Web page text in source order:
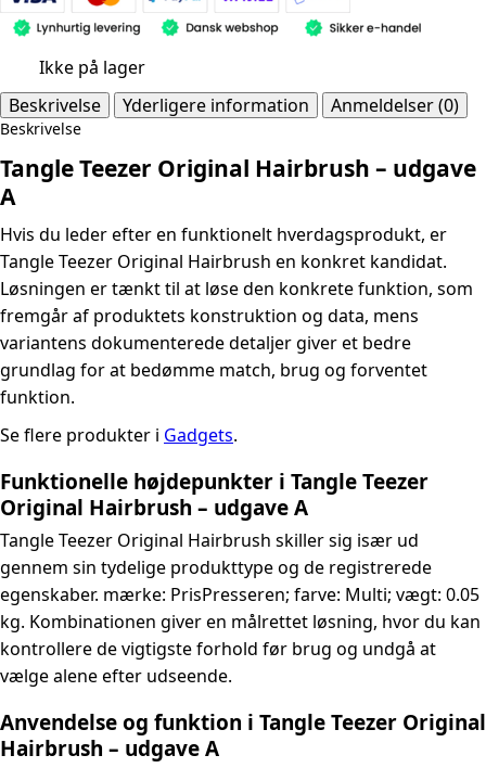
Ikke på lager
Beskrivelse
Yderligere information Anmeldelser (0)
Beskrivelse
Tangle Teezer Original Hairbrush – udgave
A
Hvis du leder efter en funktionelt hverdagsprodukt, er
Tangle Teezer Original Hairbrush en konkret kandidat.
Løsningen er tænkt til at løse den konkrete funktion, som
fremgår af produktets konstruktion og data, mens
variantens dokumenterede detaljer giver et bedre
grundlag for at bedømme match, brug og forventet
funktion.
Se flere produkter i Gadgets.
Funktionelle højdepunkter i Tangle Teezer
Original Hairbrush – udgave A
Tangle Teezer Original Hairbrush skiller sig især ud
gennem sin tydelige produkttype og de registrerede
egenskaber. mærke: PrisPresseren; farve: Multi; vægt: 0.05
kg. Kombinationen giver en målrettet løsning, hvor du kan
kontrollere de vigtigste forhold før brug og undgå at
vælge alene efter udseende.
Anvendelse og funktion i Tangle Teezer Original
Hairbrush – udgave A